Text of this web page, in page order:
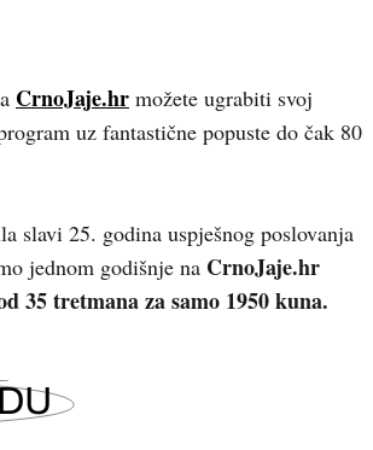
CrnoJaje.hr možete ugrabiti svoj
uz fantastične popuste do čak 80
slavi 25. godina uspješnog poslovanja
jednom godišnje na CrnoJaje.hr
35 tretmana za samo 1950 kuna.